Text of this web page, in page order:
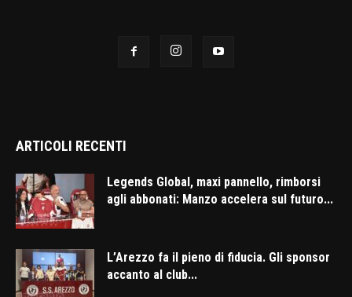
ARTICOLI RECENTI
Legends Global, maxi pannello, rimborsi
agli abbonati: Manzo accelera sul futuro...
L’Arezzo fa il pieno di fiducia. Gli sponsor
accanto al club...